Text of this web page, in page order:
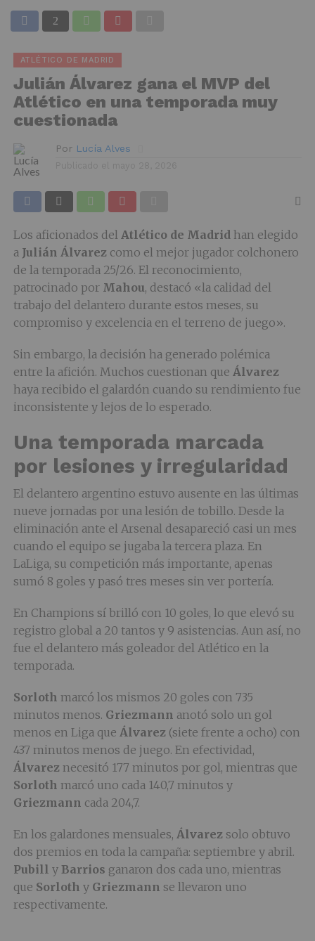
ATLÉTICO DE MADRID
Julián Álvarez gana el MVP del
Atlético en una temporada muy
cuestionada
Por Lucía Alves
Los aficionados del Atlético de Madridhan elegido
a Julián Álvarezcomo el mejor jugador colchonero
de la temporada 25/26. El reconocimiento,
patrocinado por Mahou, destacó «la calidad del
trabajo del delantero durante estos meses, su
compromiso y excelencia en el terreno de juego».
Sin embargo, la decisión ha generado polémica
entre la afición. Muchos cuestionan que Álvarez
haya recibido el galardón cuando su rendimiento fue
inconsistente y lejos de lo esperado.
Una temporada marcada
por lesiones y irregularidad
El delantero argentino estuvo ausente en las últimas
nueve jornadas por una lesión de tobillo. Desde la
eliminación ante el Arsenal desapareció casi un mes
cuando el equipo se jugaba la tercera plaza. En
LaLiga, su competición más importante, apenas
sumó 8 goles y pasó tres meses sin ver portería.
En Champions sí brilló con 10 goles, lo que elevó su
registro global a 20 tantos y 9 asistencias. Aun así, no
fue el delantero más goleador del Atlético en la
temporada.
Sorloth marcó los mismos 20 goles con 735
minutos menos. Griezmann anotó solo un gol
menos en Liga que Álvarez(siete frente a ocho) con
437 minutos menos de juego. En efectividad,
Álvareznecesitó 177 minutos por gol, mientras que
Sorloth marcó uno cada 140,7 minutos y
Griezmann cada 204,7.
En los galardones mensuales, Álvarezsolo obtuvo
dos premios en toda la campaña: septiembre y abril.
Pubill y Barrios ganaron dos cada uno, mientras
que Sorloth y Griezmann se llevaron uno
respectivamente.